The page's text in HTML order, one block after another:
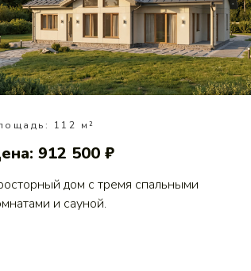
112 м²
912 500 ₽
дом с тремя спальными
и сауной.